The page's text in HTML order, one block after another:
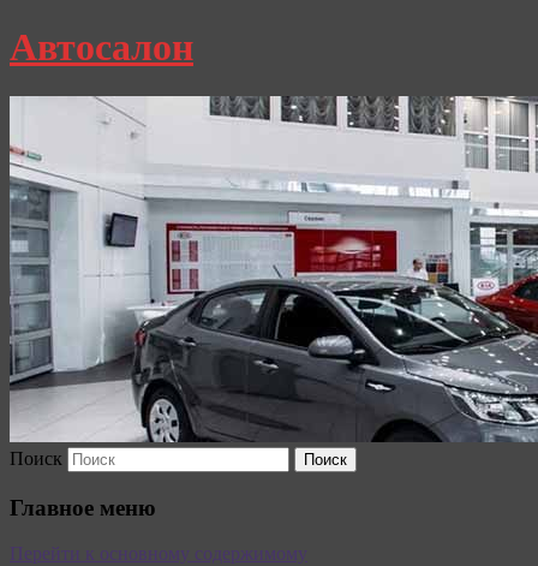
Автосалон
Поиск
Главное меню
Перейти к основному содержимому